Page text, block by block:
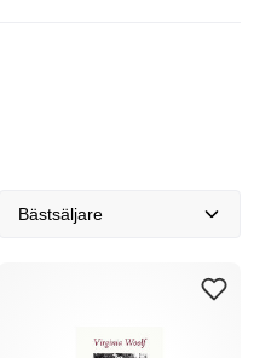
Bästsäljare